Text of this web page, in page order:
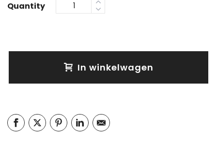
Quantity
In winkelwagen